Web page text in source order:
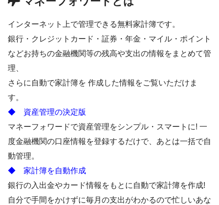
インターネット上で管理できる無料家計簿です。
銀行・クレジットカード・証券・年金・マイル・ポイント
などお持ちの金融機関等の残高や支出の情報をまとめて管
理、
さらに自動で家計簿を 作成した情報をご覧いただけま
す。
◆ 資産管理の決定版
マネーフォワードで資産管理をシンプル・スマートに! 一
度金融機関の口座情報を登録するだけで、あとは一括で自
動管理。
◆ 家計簿を自動作成
銀行の入出金やカード情報をもとに自動で家計簿を作成!
自分で手間をかけずに毎月の支出がわかるので忙しいあな